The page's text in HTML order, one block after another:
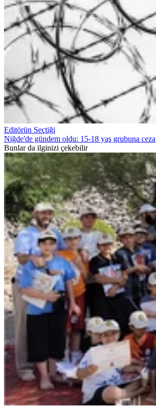
Editörün Seçtiği
Niğde'de gündem oldu: 15-18 yaş grubuna ceza
Bunlar da ilginizi çekebilir